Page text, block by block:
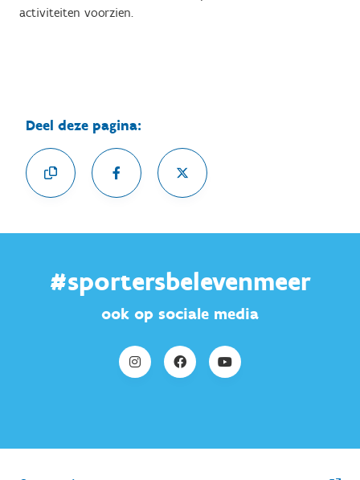
activiteiten voorzien.
Deel deze pagina:
#sportersbelevenmeer
ook op sociale media